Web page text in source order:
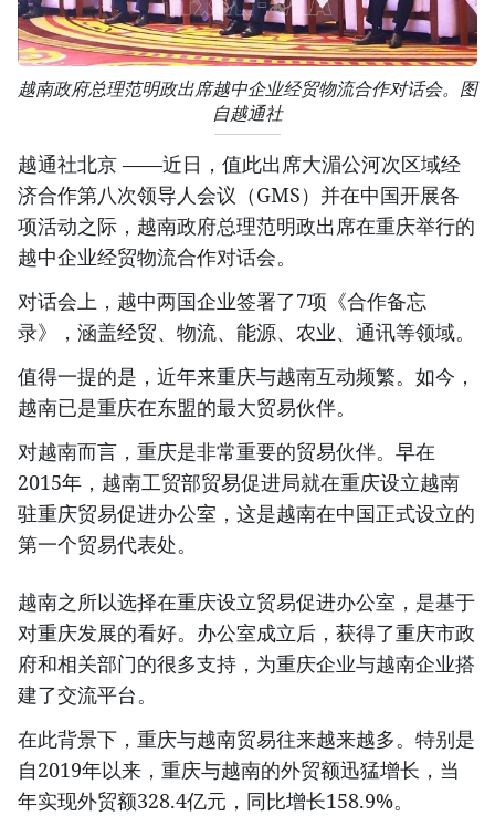
越南政府总理范明政出席越中企业经贸物流合作对话会。图
自越通社
越通社北京 ——近日，值此出席大湄公河次区域经
济合作第八次领导人会议（GMS）并在中国开展各
项活动之际，越南政府总理范明政出席在重庆举行的
越中企业经贸物流合作对话会。
对话会上，越中两国企业签署了7项《合作备忘
录》，涵盖经贸、物流、能源、农业、通讯等领域。
值得一提的是，近年来重庆与越南互动频繁。如今，
越南已是重庆在东盟的最大贸易伙伴。
对越南而言，重庆是非常重要的贸易伙伴。早在
2015年，越南工贸部贸易促进局就在重庆设立越南
驻重庆贸易促进办公室，这是越南在中国正式设立的
第一个贸易代表处。
越南之所以选择在重庆设立贸易促进办公室，是基于
对重庆发展的看好。办公室成立后，获得了重庆市政
府和相关部门的很多支持，为重庆企业与越南企业搭
建了交流平台。
在此背景下，重庆与越南贸易往来越来越多。特别是
自2019年以来，重庆与越南的外贸额迅猛增长，当
年实现外贸额328.4亿元，同比增长158.9%。